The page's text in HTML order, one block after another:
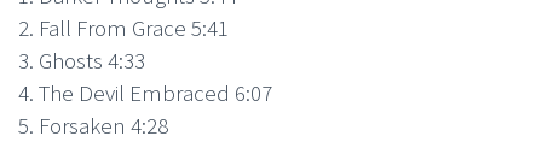
2. Fall From Grace 5:41
3. Ghosts 4:33
4. The Devil Embraced 6:07
5. Forsaken 4:28